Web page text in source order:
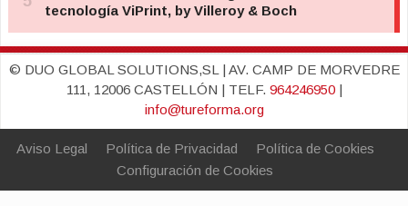
© DUO GLOBAL SOLUTIONS,SL | AV. CAMP DE MORVEDRE
111, 12006 CASTELLÓN | TELF. 964246950|
info@tureforma.org
Aviso Legal Política de Privacidad
Política de Cookies
Configuración de Cookies